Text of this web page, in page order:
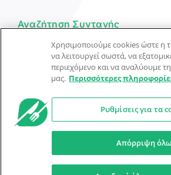
Αναζήτηση Συνταγής
Υποβολή Συνταγής
Φόρμα Επικοινωνίας
© Dorpon • Μηχανή αναζήτησης για
Προστασία Προσωπικών Δεδομένων
Ο βοηθός μπορεί να κάνει λάθη —
Χρησιμοποιούμε cookies ώστε η
να λειτουργεί σωστά, να
περιεχόμενο και να αναλύουμε
μας. Περισσότερες
Ρυθμίσεις για τα
Απόρριψη